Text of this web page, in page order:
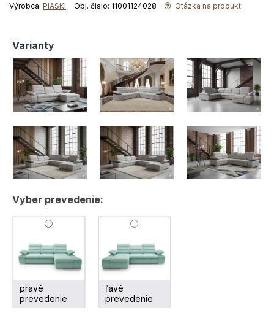
Výrobca: PIASKI Obj. čislo: 11001124028 Otázka na produkt
Varianty
Vyber prevedenie:
pravé
prevedenie
ľavé
prevedenie